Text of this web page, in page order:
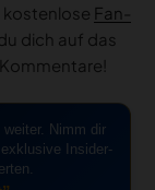
kostenlose Fan-
dich auf das
Nimm dir
Insider-